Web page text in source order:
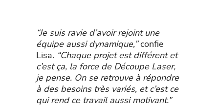
“Je suis ravie d’avoir rejoint une
équipe aussi dynamique,”confie
Lisa. “Chaque projet est différent et
c’est ça, la force de Découpe Laser,
je pense. On se retrouve à répondre
à des besoins très variés, et c’est ce
qui rend ce travail aussi motivant.”